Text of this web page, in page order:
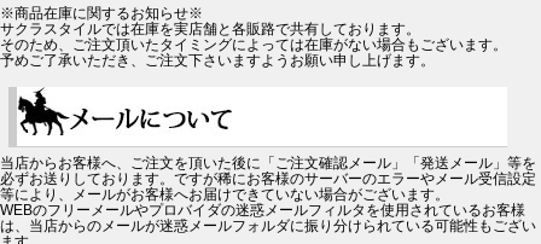
※商品在庫に関するお知らせ※
サクラスタイルでは在庫を実店舗と各販路で共有しております。
そのため、ご注文頂いたタイミングによっては在庫がない場合もございます。
予めご了承いただき、ご注文下さいますようお願い申し上げます。
当店からお客様へ、ご注文を頂いた後に「ご注文確認メール」「発送メール」等を
必ずお送りしております。ですが稀にお客様のサーバーのエラーやメール受信設定
等により、メールがお客様へお届けできていない場合がございます。
WEBのフリーメールやプロバイダの迷惑メールフィルタを使用されているお客様
は、当店からのメールが迷惑メールフォルダに振り分けられている可能性もござい